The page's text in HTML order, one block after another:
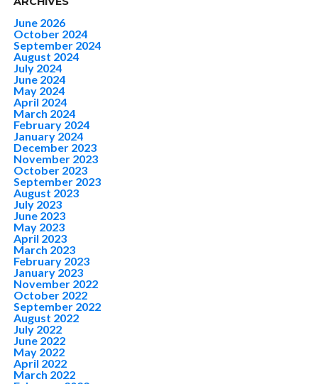
June 2026
October 2024
September 2024
August 2024
July 2024
June 2024
May 2024
April 2024
March 2024
February 2024
January 2024
December 2023
November 2023
October 2023
September 2023
August 2023
July 2023
June 2023
May 2023
April 2023
March 2023
February 2023
January 2023
November 2022
October 2022
September 2022
August 2022
July 2022
June 2022
May 2022
April 2022
March 2022